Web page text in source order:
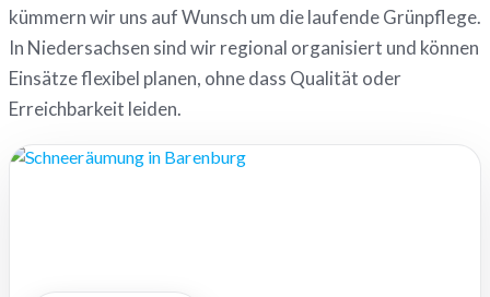
kümmern wir uns auf Wunsch um die laufende Grünpflege.
In Niedersachsen sind wir regional organisiert und können
Einsätze flexibel planen, ohne dass Qualität oder
Erreichbarkeit leiden.